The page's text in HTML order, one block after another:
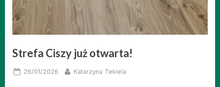
Strefa Ciszy już otwarta!
Posted
26/01/2026 By
Katarzyna Tekiela